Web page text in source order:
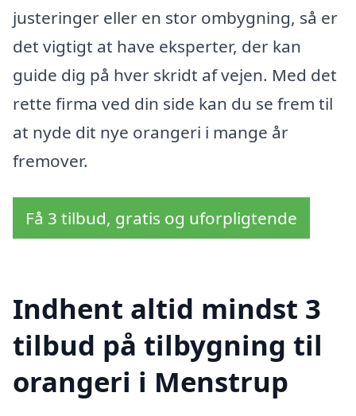
justeringer eller en stor ombygning, så er
det vigtigt at have eksperter, der kan
guide dig på hver skridt af vejen. Med det
rette firma ved din side kan du se frem til
at nyde dit nye orangeri i mange år
fremover.
Få 3 tilbud, gratis og uforpligtende
Indhent altid mindst 3
tilbud på tilbygning til
orangeri i Menstrup